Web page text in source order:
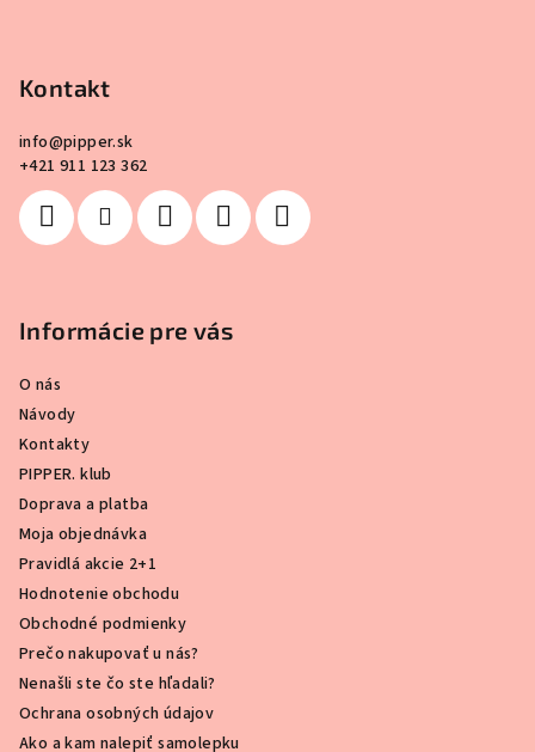
Kontakt
info@pipper.sk
+421 911 123 362
Informácie pre vás
O nás
Návody
Kontakty
PIPPER. klub
Doprava a platba
Moja objednávka
Pravidlá akcie 2+1
Hodnotenie obchodu
Obchodné podmienky
Prečo nakupovať u nás?
Nenašli ste čo ste hľadali?
Ochrana osobných údajov
Ako a kam nalepiť samolepku